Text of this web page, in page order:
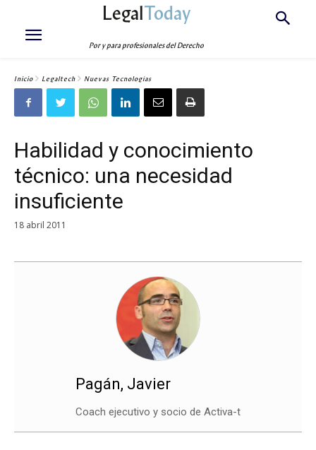
LegalToday
Por y para profesionales del Derecho
Inicio Legaltech Nuevas Tecnologías
Habilidad y conocimiento
técnico: una necesidad
insuficiente
18 abril 2011
Pagán, Javier
Coach ejecutivo y socio de Activa-t